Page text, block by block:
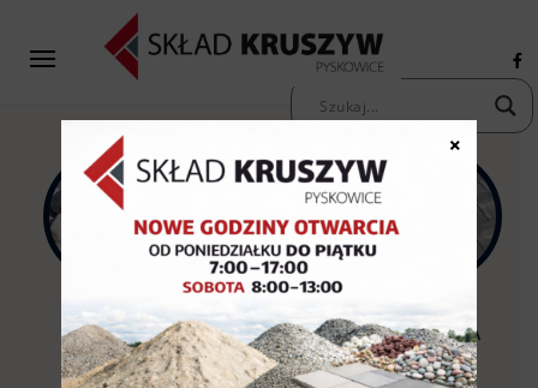
KAMIENIE
OZDOBNE
PIASKI ŻWIRY
KOSTKA
BRUKOWA
×